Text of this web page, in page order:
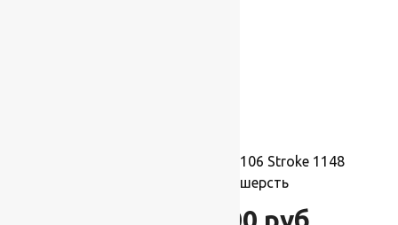
Ковер шерстяной Прямой 106 Stroke 1148
2,00×3,00 м, 100% шерсть